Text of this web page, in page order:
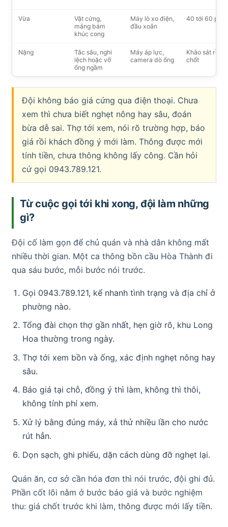
Vừa
Vật cứng,
mảng bám
khúc cong
Máy lò xo điện,
đầu xoắn
40 tới 60 phút
Nặng
Tắc sâu, nghi
lệch hoặc vỡ
ống ngầm
Máy áp lực,
camera dò ống
Khảo sát rồi
chốt
Đội không báo giá cứng qua điện thoại. Chưa
xem thì chưa biết nghẹt nông hay sâu, đoán
bừa dễ sai. Thợ tới xem, nói rõ trường hợp, báo
giá rồi khách đồng ý mới làm. Thông được mới
tính tiền, chưa thông không lấy công. Cần hỏi
cứ gọi 0943.789.121.
Từ cuộc gọi tới khi xong, đội làm những
gì?
Đội cố làm gọn để chủ quán và nhà dân không mất
nhiều thời gian. Một ca thông bồn cầu Hòa Thành đi
qua sáu bước, mỗi bước nói trước.
Gọi 0943.789.121, kể nhanh tình trạng và địa chỉ ở
phường nào.
Tổng đài chọn thợ gần nhất, hẹn giờ rõ, khu Long
Hoa thường trong ngày.
Thợ tới xem bồn và ống, xác định nghẹt nông hay
sâu.
Báo giá tại chỗ, đồng ý thì làm, không thì thôi,
không tính phí xem.
Xử lý bằng đúng máy, xả thử nhiều lần cho nước
rút hẳn.
Dọn sạch, ghi phiếu, dặn cách dùng đỡ nghẹt lại.
Quán ăn, cơ sở cần hóa đơn thì nói trước, đội ghi đủ.
Phần cốt lõi nằm ở bước báo giá và bước nghiệm
thu: giá chốt trước khi làm, thông được mới lấy tiền.